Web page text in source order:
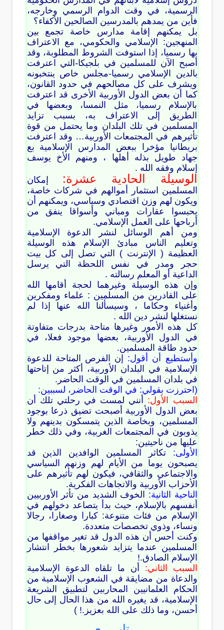
الرسمية، في وقت الدوام الرسمي وخارجه،
فأين من يمدهم بالمدرسين الصالحين الأكفاء؟
بل يمكنهم إقامة مدارس خاصة تجمع بين
المنهجين: الإسلامي والحكومي، مع الاعتراف
بها رسميا، إذا استوفت الشروط المطلوبة، وقد
أصبح الآن للمسلمين في بلجيكا-التي اعترفت
بالدين الإسلامي رسميا-مجلس خاص ينتخبونه
ويشرف على كل مصالحهم في حدود القانون،
كما أن بعض الدول الأوربية الأخرى قد اعترفت
بالإسلام رسميا، مثل النمسا، وبعضها في
الطريق إلى الاعتراف به، بسبب تزايد
المسلمين في تلك البلدان وما يحتمل من قوة
تأثيرهم في المجتمعات الأوربية… وقد اعترفت
بريطانيا مؤخرا ببعض المدارس الإسلامية بع
جهاد طويل بذله أهلها ، ومنهم الأخ يوسف
إسلام وفقه الله .
الوسيلة الحادية عشرة:
إمكان
المسلمين استثمار أموالهم في شركات خاصة،
ويكون لهم وزن اقتصادي وسياسي، ويمكنهم أن
يحبسوا عقارات ومباني وأسواقا ينفق من
أرباحها على العمل الإسلامي.
ومن أهم الوسائل لنشر الدعوة الإسلامية
وتعليم الناس مبادئ الإسلام هذه الوسيلة
العظيمة ( الإنترنت ) التي تصل إلى كل بيت
حجر ومدر في نفس اللحظة التي يرسل
الداعية أو المعلم رسالته .
وإن هذه الوسيلة وغيرهما لحجة أقامها الله
على القادرين من المسلمين : علماء ومفكرين
وأغنياء وحكاما ، وسيسألنا الله عنها إذا لم
نستغلها لنشر دين الله .
كل هذه الأمور وغيرها متاحة بدرجات متفاوتة
في الدول الأوربية، بعضها موجود فعلا، في
حدود طاقة المسلمين.
وأستطيع أن أقول: إن الفرص المتاحة للدعوة
الإسلامية في البلدان الأوربية، أكثر من إتاحتها
في بلدان المسلمين في الوقت الحاضر.
(احترزت بقولي: في الوقت الحاضر، لسببين:
السبب الأول: أنني لمست في رحلتي تلك أن
بعض الدول الأوربية أصبحت تضيق ذرعا بوجود
المسلمين، وبخاصة الذين يتمسكون بدينهم ولا
يذوبون في المجتمعات الغربية، وفي ذلك خطر
عليها من ناحيتين:
الأولى: تكاثر المسلمين الوافدين الذين قد
يصبحون يوما من الأيام لهم وزنهم السياسي
والاجتماعي والثقافي، فيكون لهم تأثيرهم على
الأحزاب الأوربية والاتجاهات الفكرية.
الناحية الثانية: الخوف الشديد من تأثر الأوربيين
أنفسهم بالإسلام، حيث بدأ يتصاعد دخولهم في
الإسلام من فئات متنوعة: كبارا وصغارا، رجالا
ونساء، وذوي تخصصات متعددة.
وكنت أحس أن هذه الدول قد تغير مواقفها من
المسلمين عندما يتزايد شعورها بخطر انتشار
الإسلام الصادق.!
السبب الثاني: أن ما تلقاه الدعوة الإسلامية
والدعاة من مضايقة في الشعوب الإسلامية من
الحكام العلمانيين المحاربين لتطبيق الشريعة
الإسلامية، قد يغيره الله من هذا الحال إلى حال
أحسن، وما ذلك على الله بعزيز.! )